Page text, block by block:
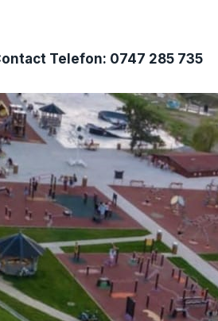
Telefon: 0747 285 735